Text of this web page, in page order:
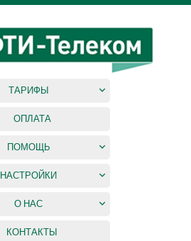
ТАРИФЫ
ОПЛАТА
ПОМОЩЬ
НАСТРОЙКИ
О НАС
КОНТАКТЫ